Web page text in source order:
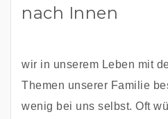
nach Innen
wir in unserem Leben mit
Themen unserer Familie
wenig bei uns selbst. Oft